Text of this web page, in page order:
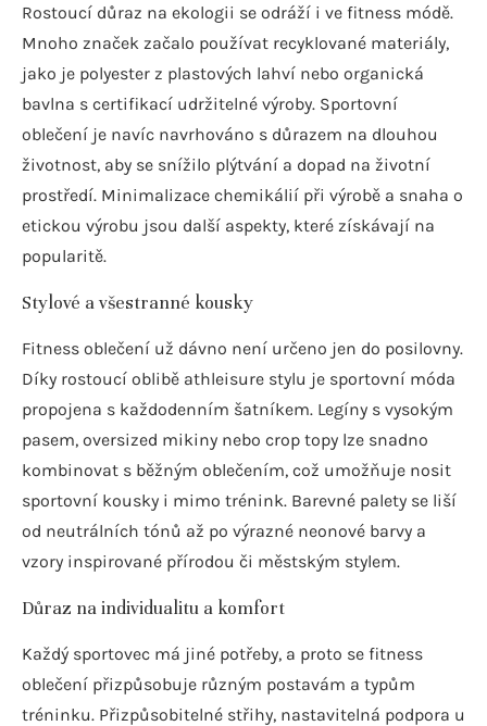
Rostoucí důraz na ekologii se odráží i ve fitness módě.
Mnoho značek začalo používat recyklované materiály,
jako je polyester z plastových lahví nebo organická
bavlna s certifikací udržitelné výroby. Sportovní
oblečení je navíc navrhováno s důrazem na dlouhou
životnost, aby se snížilo plýtvání a dopad na životní
prostředí. Minimalizace chemikálií při výrobě a snaha o
etickou výrobu jsou další aspekty, které získávají na
popularitě.
Stylové a všestranné kousky
Fitness oblečení už dávno není určeno jen do posilovny.
Díky rostoucí oblibě athleisure stylu je sportovní móda
propojena s každodenním šatníkem. Legíny s vysokým
pasem, oversized mikiny nebo crop topy lze snadno
kombinovat s běžným oblečením, což umožňuje nosit
sportovní kousky i mimo trénink. Barevné palety se liší
od neutrálních tónů až po výrazné neonové barvy a
vzory inspirované přírodou či městským stylem.
Důraz na individualitu a komfort
Každý sportovec má jiné potřeby, a proto se fitness
oblečení přizpůsobuje různým postavám a typům
tréninku. Přizpůsobitelné střihy, nastavitelná podpora u